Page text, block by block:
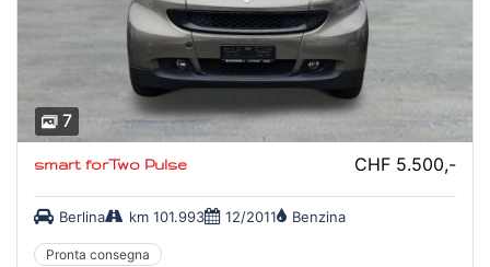
7
smart forTwo Pulse CHF 5.500,-
Berlina km 101.993 12/2011 Benzina
Pronta consegna